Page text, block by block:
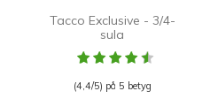
Tacco Exclusive - 3/4-
sula
(4,4/5) på 5 betyg